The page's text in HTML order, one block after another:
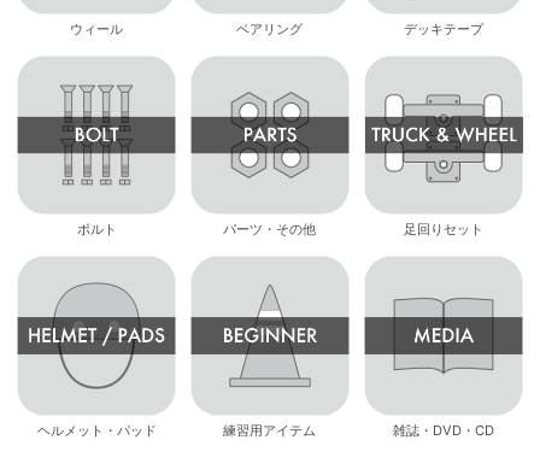
ウィール ベアリング デッキテープ
ボルト パーツ・その他 足回りセット
ヘルメット・パッド 練習用アイテム 雑誌・DVD・CD